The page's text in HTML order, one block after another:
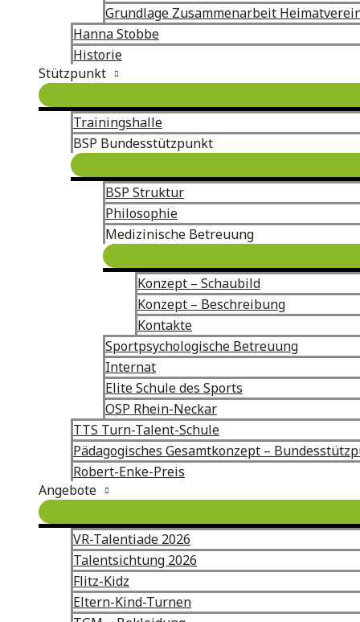
Grundlage Zusammenarbeit
Hanna Stobbe
Historie
Stützpunkt
Trainingshalle
BSP Bundesstützpunkt
BSP Struktur
Philosophie
Medizinische Betreuung
Konzept – Schaubild
Konzept – Beschreibung
Kontakte
Sportpsychologische Betreuung
Internat
Elite Schule des Sports
OSP Rhein-Neckar
TTS Turn-Talent-Schule
Pädagogisches Gesamtkonzept –
Robert-Enke-Preis
Angebote
VR-Talentiade 2026
Talentsichtung 2026
Flitz-Kidz
Eltern-Kind-Turnen